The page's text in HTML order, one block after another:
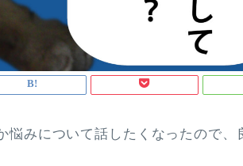
悩みについて話したくなったので、